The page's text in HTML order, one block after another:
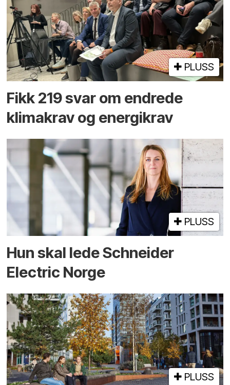
PLUSS
Fikk 219 svar om endrede
klimakrav og energikrav
PLUSS
Hun skal lede Schneider
Electric Norge
PLUSS